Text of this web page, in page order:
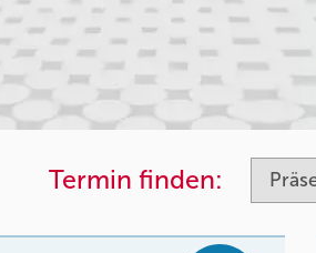
Termin finden: